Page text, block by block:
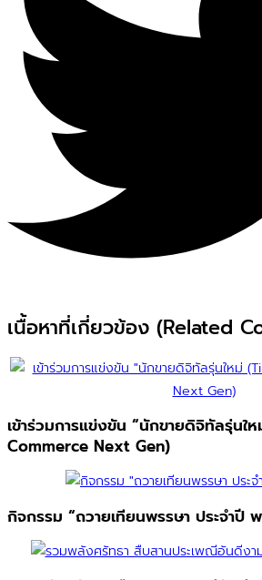
เนื้อหาที่เกี่ยวข้อง (Related
เข้าร่วมการแข่งขัน “นักขายดิจิทัลรุ่นใ
Commerce Next Gen)
กิจกรรม “ถวายเทียนพรรษา ประจำปี